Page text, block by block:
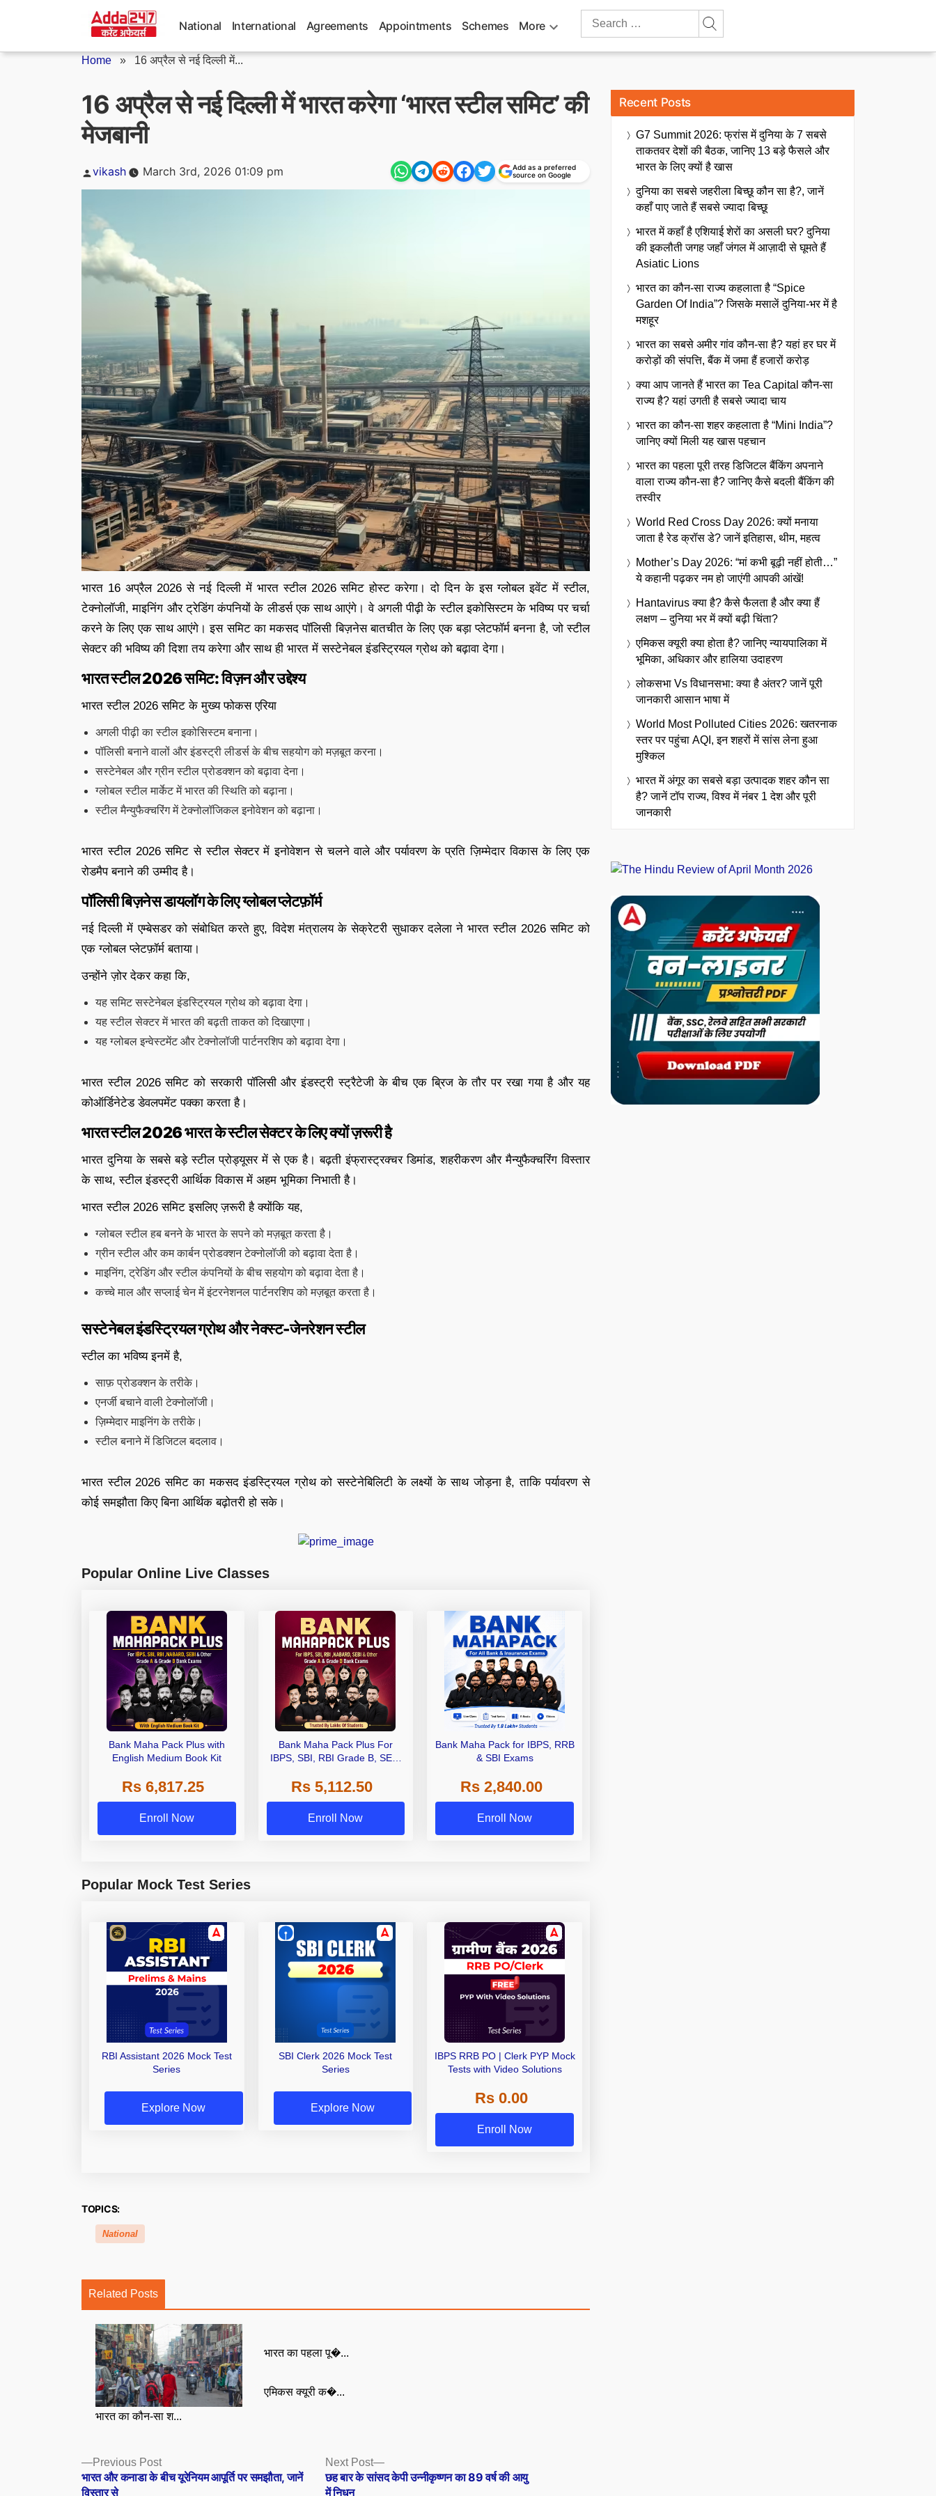
National International Agreements Appointments Schemes More
Search
Home » 16 अप्रैल से नई दिल्ली में...
16 अप्रैल से नई दिल्ली में भारत करेगा ‘भारत स्टील समिट’ की
मेजबानी
Posted
vikash March 3rd, 2026 01:09 pm
Add as a preferred
source on Google
भारत 16 अप्रैल 2026 से नई दिल्ली में भारत स्टील 2026 समिट होस्ट करेगा। दो दिन के इस ग्लोबल इवेंट में स्टील,
टेक्नोलॉजी, माइनिंग और ट्रेडिंग कंपनियों के लीडर्स एक साथ आएंगे। वे अगली पीढ़ी के स्टील इकोसिस्टम के भविष्य पर चर्चा
करने के लिए एक साथ आएंगे। इस समिट का मकसद पॉलिसी बिज़नेस बातचीत के लिए एक बड़ा प्लेटफॉर्म बनना है, जो स्टील
सेक्टर की भविष्य की दिशा तय करेगा और साथ ही भारत में सस्टेनेबल इंडस्ट्रियल ग्रोथ को बढ़ावा देगा।
भारत स्टील 2026 समिट: विज़न और उद्देश्य
भारत स्टील 2026 समिट के मुख्य फोकस एरिया
अगली पीढ़ी का स्टील इकोसिस्टम बनाना।
पॉलिसी बनाने वालों और इंडस्ट्री लीडर्स के बीच सहयोग को मज़बूत करना।
सस्टेनेबल और ग्रीन स्टील प्रोडक्शन को बढ़ावा देना।
ग्लोबल स्टील मार्केट में भारत की स्थिति को बढ़ाना।
स्टील मैन्युफैक्चरिंग में टेक्नोलॉजिकल इनोवेशन को बढ़ाना।
भारत स्टील 2026 समिट से स्टील सेक्टर में इनोवेशन से चलने वाले और पर्यावरण के प्रति ज़िम्मेदार विकास के लिए एक
रोडमैप बनाने की उम्मीद है।
पॉलिसी बिज़नेस डायलॉग के लिए ग्लोबल प्लेटफ़ॉर्म
नई दिल्ली में एम्बेसडर को संबोधित करते हुए, विदेश मंत्रालय के सेक्रेटरी सुधाकर दलेला ने भारत स्टील 2026 समिट को
एक ग्लोबल प्लेटफ़ॉर्म बताया।
उन्होंने ज़ोर देकर कहा कि,
यह समिट सस्टेनेबल इंडस्ट्रियल ग्रोथ को बढ़ावा देगा।
यह स्टील सेक्टर में भारत की बढ़ती ताकत को दिखाएगा।
यह ग्लोबल इन्वेस्टमेंट और टेक्नोलॉजी पार्टनरशिप को बढ़ावा देगा।
भारत स्टील 2026 समिट को सरकारी पॉलिसी और इंडस्ट्री स्ट्रैटेजी के बीच एक ब्रिज के तौर पर रखा गया है और यह
कोऑर्डिनेटेड डेवलपमेंट पक्का करता है।
भारत स्टील 2026 भारत के स्टील सेक्टर के लिए क्यों ज़रूरी है
भारत दुनिया के सबसे बड़े स्टील प्रोड्यूसर में से एक है। बढ़ती इंफ्रास्ट्रक्चर डिमांड, शहरीकरण और मैन्युफैक्चरिंग विस्तार
के साथ, स्टील इंडस्ट्री आर्थिक विकास में अहम भूमिका निभाती है।
भारत स्टील 2026 समिट इसलिए ज़रूरी है क्योंकि यह,
ग्लोबल स्टील हब बनने के भारत के सपने को मज़बूत करता है।
ग्रीन स्टील और कम कार्बन प्रोडक्शन टेक्नोलॉजी को बढ़ावा देता है।
माइनिंग, ट्रेडिंग और स्टील कंपनियों के बीच सहयोग को बढ़ावा देता है।
कच्चे माल और सप्लाई चेन में इंटरनेशनल पार्टनरशिप को मज़बूत करता है।
सस्टेनेबल इंडस्ट्रियल ग्रोथ और नेक्स्ट-जेनरेशन स्टील
स्टील का भविष्य इनमें है,
साफ़ प्रोडक्शन के तरीके।
एनर्जी बचाने वाली टेक्नोलॉजी।
ज़िम्मेदार माइनिंग के तरीके।
स्टील बनाने में डिजिटल बदलाव।
भारत स्टील 2026 समिट का मकसद इंडस्ट्रियल ग्रोथ को सस्टेनेबिलिटी के लक्ष्यों के साथ जोड़ना है, ताकि पर्यावरण से
कोई समझौता किए बिना आर्थिक बढ़ोतरी हो सके।
Popular Online Live Classes
Bank Maha Pack Plus with
English Medium Book Kit
Rs 6,817.25
Enroll Now
Bank Maha Pack Plus For
IBPS, SBI, RBI Grade B, SEBI
Other Grade A & Grade B Bank
Exams
Rs 5,112.50
Enroll Now
Bank Maha Pack for IBPS, RRB
& SBI Exams
Rs 2,840.00
Enroll Now
Popular Mock Test Series
RBI Assistant 2026 Mock Test
Series
Explore Now
SBI Clerk 2026 Mock Test
Series
Explore Now
IBPS RRB PO | Clerk PYP Mock
Tests with Video Solutions
Rs 0.00
Enroll Now
TOPICS:
National
Related Posts
भारत का कौन-सा श...
भारत का पहला पू�...
एमिकस क्यूरी क�...
Posts
navigation
Previous PostPrevious
post:
भारत और कनाडा के बीच यूरेनियम आपूर्ति पर समझौता, जानें
विस्तार से
Next Post
Next
post:
छह बार के सांसद केपी उन्नीकृष्णन का 89 वर्ष की आयु
में निधन
Recent Posts
G7 Summit 2026: फ्रांस में दुनिया के 7 सबसे
ताकतवर देशों की बैठक, जानिए 13 बड़े फैसले और
भारत के लिए क्यों है खास
दुनिया का सबसे जहरीला बिच्छू कौन सा है?, जानें
कहाँ पाए जाते हैं सबसे ज्यादा बिच्छू
भारत में कहाँ है एशियाई शेरों का असली घर? दुनिया
की इकलौती जगह जहाँ जंगल में आज़ादी से घूमते हैं
Asiatic Lions
भारत का कौन-सा राज्य कहलाता है “Spice
Garden Of India”? जिसके मसालें दुनिया-भर में है
मशहूर
भारत का सबसे अमीर गांव कौन-सा है? यहां हर घर में
करोड़ों की संपत्ति, बैंक में जमा हैं हजारों करोड़
क्या आप जानते हैं भारत का Tea Capital कौन-सा
राज्य है? यहां उगती है सबसे ज्यादा चाय
भारत का कौन-सा शहर कहलाता है “Mini India”?
जानिए क्यों मिली यह खास पहचान
भारत का पहला पूरी तरह डिजिटल बैंकिंग अपनाने
वाला राज्य कौन-सा है? जानिए कैसे बदली बैंकिंग की
तस्वीर
World Red Cross Day 2026: क्यों मनाया
जाता है रेड क्रॉस डे? जानें इतिहास, थीम, महत्व
Mother’s Day 2026: “मां कभी बूढ़ी नहीं होती…”
ये कहानी पढ़कर नम हो जाएंगी आपकी आंखें!
Hantavirus क्या है? कैसे फैलता है और क्या हैं
लक्षण – दुनिया भर में क्यों बढ़ी चिंता?
एमिकस क्यूरी क्या होता है? जानिए न्यायपालिका में
भूमिका, अधिकार और हालिया उदाहरण
लोकसभा Vs विधानसभा: क्या है अंतर? जानें पूरी
जानकारी आसान भाषा में
World Most Polluted Cities 2026: खतरनाक
स्तर पर पहुंचा AQI, इन शहरों में सांस लेना हुआ
मुश्किल
भारत में अंगूर का सबसे बड़ा उत्पादक शहर कौन सा
है? जानें टॉप राज्य, विश्व में नंबर 1 देश और पूरी
जानकारी